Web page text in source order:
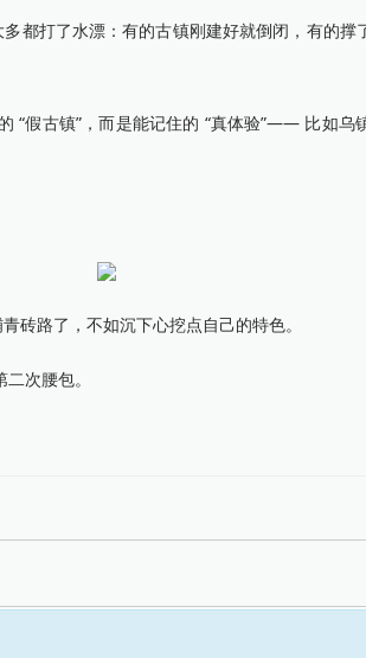
打了水漂：有的古镇刚建好就倒闭，有的撑
假古镇”，而是能记住的 “真体验”—— 比如乌
路了，不如沉下心挖点自己的特色。
次腰包。